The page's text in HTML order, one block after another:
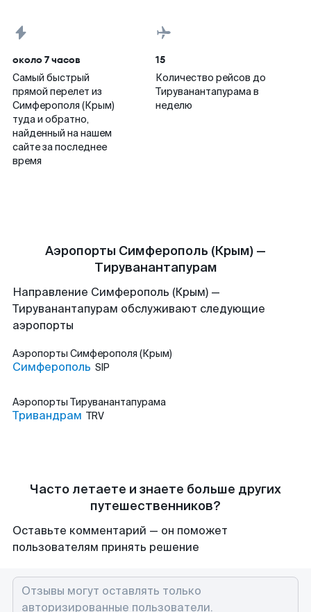
около 7 часов
Самый быстрый
прямой перелет из
Симферополя (Крым)
туда и обратно,
найденный на нашем
сайте за последнее
время
15
Количество рейсов до
Тируванантапурама в
неделю
Аэропорты Симферополь (Крым) —
Тируванантапурам
Направление Симферополь (Крым) —
Тируванантапурам обслуживают следующие
аэропорты
Аэропорты Симферополя (Крым)
Симферополь SIP
Аэропорты Тируванантапурама
Тривандрам TRV
Часто летаете и знаете больше других
путешественников?
Оставьте комментарий — он поможет
пользователям принять решение